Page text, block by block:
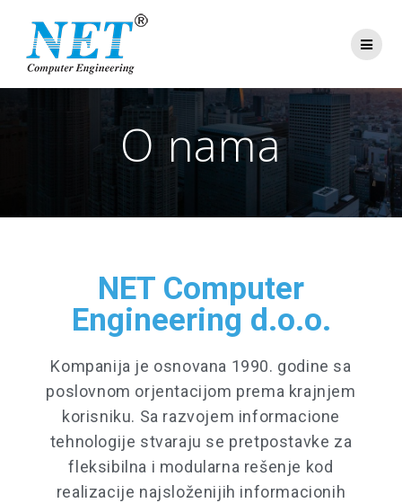
O nama
NET Computer
Engineering d.o.o.
Kompanija je osnovana 1990. godine sa
poslovnom orjentacijom prema krajnjem
korisniku. Sa razvojem informacione
tehnologije stvaraju se pretpostavke za
fleksibilna i modularna rešenje kod
realizacije najsloženijih informacionih